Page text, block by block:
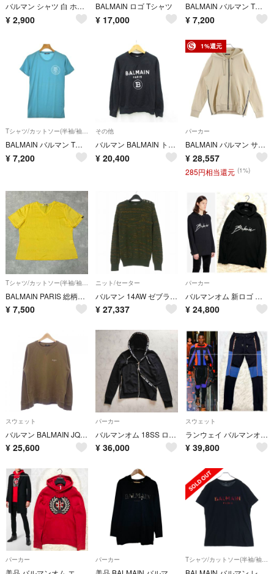
バルマン シャツ 白 ホワイト 無地 レギュラーカラー 半袖 /KM
¥ 2,900
BALMAIN ロゴ Tシャツ
¥ 17,000
BALMAIN バルマン Tシャツ・カットソー XS 紺 【古着】【中古】【送料無料】
¥ 7,200
Tシャツ/カットソー(半袖/袖なし)
BALMAIN バルマン Tシャツ・カットソー XS 青 【古着】【中古】【送料無料】
¥ 7,200
その他
バルマン BALMAIN トレーナー スウェット ロゴ 黒 ブラック S
¥ 20,400
1%還元
パーカー
BALMAIN バルマン サイドジップ バックロゴプリント ジップアップパーカー ベージュ JR010B115
¥ 28,557
285円相当還元 (1%)
BALMAIN PARIS 総柄ロゴ VネックTシャツ
¥ 7,500
ニット/セーター
バルマン 14AW ゼブラ柄 クルーネックニット セーター 長袖 XS グリーン
¥ 27,337
パーカー
バルマンオム 新ロゴ 蛍光プリント パーカー プルオーバー XS 黒
¥ 24,800
スウェット
バルマン BALMAIN JQ005BB04 スウェット
¥ 25,600
パーカー
バルマンオム 18SS ロゴテープジップアップパーカー M サイドジップ 黒
¥ 36,000
スウェット
ランウェイ バルマンオム 配色切替 バイカー スウェットパンツ S ブラック
¥ 39,800
パーカー パーカー Tシャツ/カットソー(半袖/袖なし)